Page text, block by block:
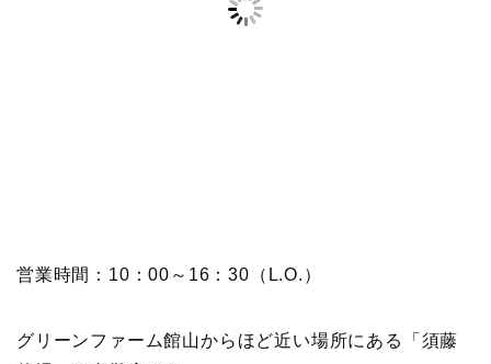
営業時間：10：00～16：30（L.O.）
グリーンファーム館山からほど近い場所にある「須藤